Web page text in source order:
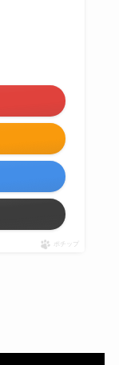
ポチップ